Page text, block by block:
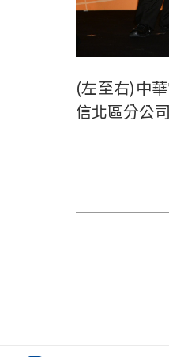
(左至右)中
信北區分公